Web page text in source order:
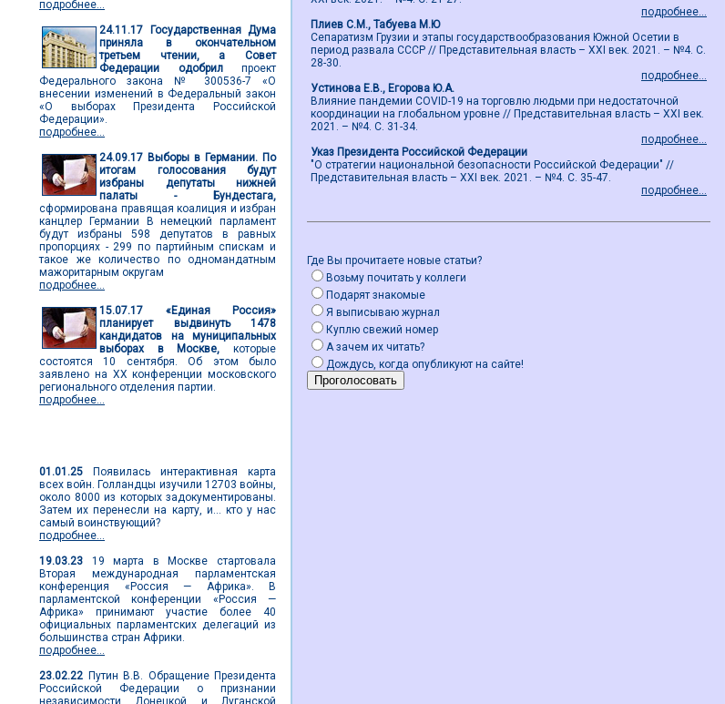
подробнее...
24.11.17
Государственная Дума
приняла в окончательном
третьем чтении, а Совет
Федерации одобрил проект
Федерального закона № 300536-7 «О
внесении изменений в Федеральный закон
«О выборах Президента Российской
Федерации».
подробнее...
24.09.17 Выборы в Германии. По
итогам голосования будут
избраны депутаты нижней
палаты - Бундестага,
сформирована правящая коалиция и избран
канцлер Германии В немецкий парламент
будут избраны 598 депутатов в равных
пропорциях - 299 по партийным спискам и
такое же количество по одномандатным
мажоритарным округам
подробнее...
15.07.17
«Единая Россия»
планирует выдвинуть 1478
кандидатов на муниципальных
выборах в Москве, которые
состоятся 10 сентября. Об этом было
заявлено на ХХ конференции московского
регионального отделения партии.
подробнее...
01.01.25 Появилась интерактивная карта
всех войн. Голландцы изучили 12703 войны,
около 8000 из которых задокументированы.
Затем их перенесли на карту, и... кто у нас
самый воинствующий?
подробнее...
19.03.23 19 марта в Москве стартовала
Вторая международная парламентская
конференция «Россия — Африка». В
парламентской конференции «Россия —
Африка» принимают участие более 40
официальных парламентских делегаций из
большинства стран Африки.
подробнее...
23.02.22 Путин В.В. Обращение Президента
Российской Федерации о признании
независимости Донецкой и Луганской
подробнее...
Плиев С.М., Табуева М.Ю
Сепаратизм Грузии и этапы государствообразования Южной Осетии в
период развала СССР // Представительная власть – ХХI век. 2021. – №4. С.
28-30.
подробнее...
Устинова Е.В., Егорова Ю.А.
Влияние пандемии COVID-19 на торговлю людьми при недостаточной
координации на глобальном уровне // Представительная власть – ХХI век.
2021. – №4. С. 31-34.
подробнее...
Указ Президента Российской Федерации
"О стратегии национальной безопасности Российской Федерации" //
Представительная власть – ХХI век. 2021. – №4. С. 35-47.
подробнее...
Где Вы прочитаете новые статьи?
Возьму почитать у коллеги
Подарят знакомые
Я выписываю журнал
Куплю свежий номер
А зачем их читать?
Дождусь, когда опубликуют на сайте!